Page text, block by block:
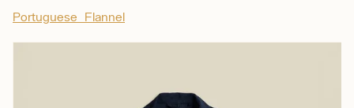
Portuguese Flannel